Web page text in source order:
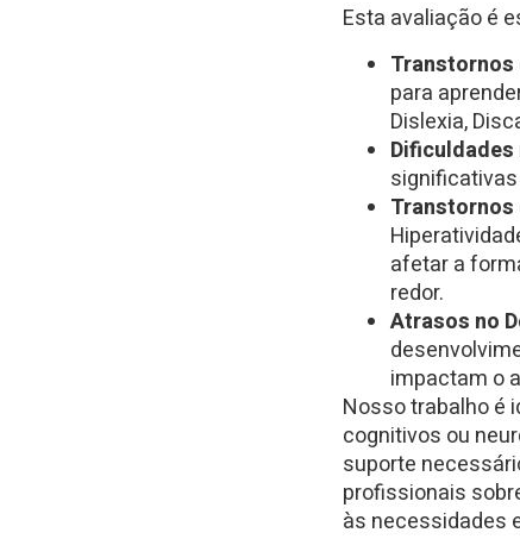
Esta avaliação é
Transtornos
para
Dislexia,
afetar a
redor.
Atrasos no
impactam o
Nosso trabalho é
cognitivos ou
suporte
profissionais
às necessidades